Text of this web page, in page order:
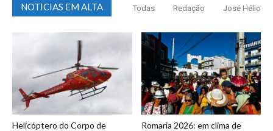
NOTICIAS EM ALTA Todas Redação José Hélio
Helicóptero do Corpo de
Romaria 2026: em clima de